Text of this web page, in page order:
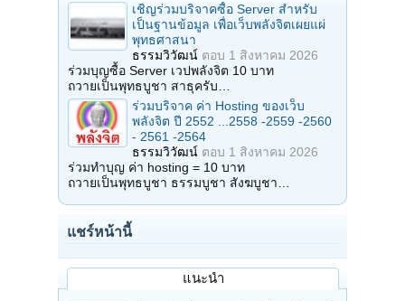
เชิญร่วมบริจาคซื้อ Server สำหรับ
เป็นฐานข้อมูล เพื่อเว็บพลังจิตเผยแผ่
พุทธศาสนา
ธรรมวิวัฒน์ ตอบ 1 สิงหาคม 2026
ร่วมบุญซื้อ Server เวปพลังจิต 10 บาท
ถวายเป็นพุทธบูชา สาธุครับ…
ร่วมบริจาค ค่า Hosting ของเว็บ
พลังจิต ปี 2552 ...2558 -2559 -2560
- 2561 -2564
ธรรมวิวัฒน์ ตอบ 1 สิงหาคม 2026
ร่วมทำบุญ ค่า hosting = 10 บาท
ถวายเป็นพุทธบูชา ธรรมบูชา สังฆบูชา…
แชร์หน้านี้
แนะนำ